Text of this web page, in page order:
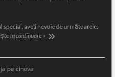
special, aveți nevoie de următoarele:
în continuare »
pe cineva